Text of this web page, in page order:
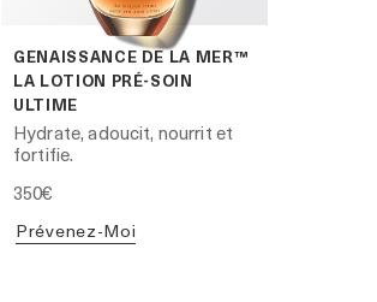
GENAISSANCE DE LA MER™
LA LOTION PRÉ-SOIN
ULTIME
Hydrate, adoucit, nourrit et
fortifie.
350€
Prévenez-Moi